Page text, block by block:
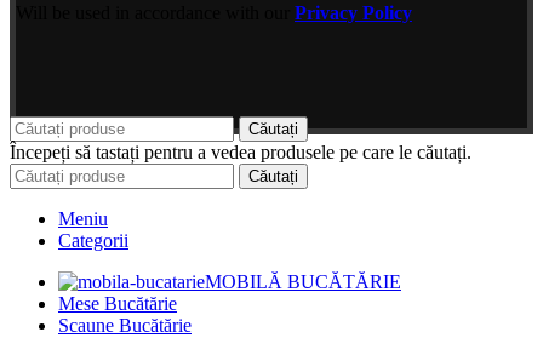
Privacy Policy
Căutați
Începeți să tastați pentru a vedea produsele pe care le căutați.
Căutați
Meniu
Categorii
MOBILĂ BUCĂTĂRIE
Mese Bucătărie
Scaune Bucătărie